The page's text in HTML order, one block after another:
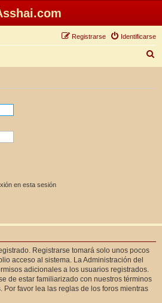
Identificarse
Registrarse
u
en esta sesión
Registrarse tomará solo unos pocos
acceso al sistema. La Administración del
adicionales a los usuarios registrados.
de estar familiarizado con nuestros términos
Por favor lea las reglas de los foros mientras